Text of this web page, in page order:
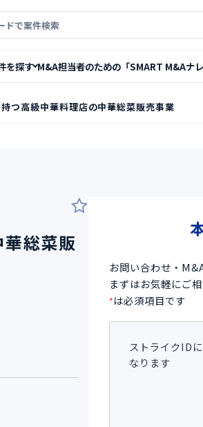
を探す M&A担当者のための「SMART M&Aナレ
つ高級中華料理店の中華総菜販売事業
総菜販
お問い合わせ・
まずはお気軽にご
*は必須項目です
ストライクID
なります